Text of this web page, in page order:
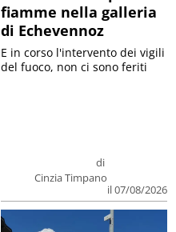
fiamme nella galleria
di Echevennoz
di
Cinzia Timpano
il 07/08/2026
E in corso l'intervento dei vigili
del fuoco, non ci sono feriti